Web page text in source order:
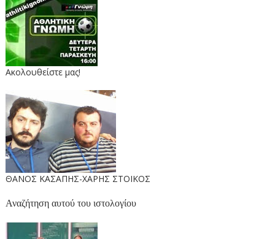
Ακολουθείστε μας!
ΘΑΝΟΣ ΚΑΣΑΠΗΣ-ΧΑΡΗΣ ΣΤΟΙΚΟΣ
Αναζήτηση αυτού του ιστολογίου